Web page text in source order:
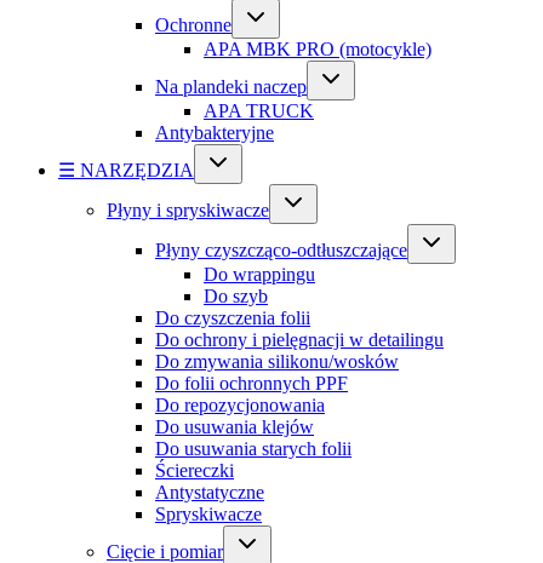
Ochronne
APA MBK PRO (motocykle)
Na plandeki naczep
APA TRUCK
Antybakteryjne
☰ NARZĘDZIA
Płyny i spryskiwacze
Płyny czyszcząco-odtłuszczające
Do wrappingu
Do szyb
Do czyszczenia folii
Do ochrony i pielęgnacji w detailingu
Do zmywania silikonu/wosków
Do folii ochronnych PPF
Do repozycjonowania
Do usuwania klejów
Do usuwania starych folii
Ściereczki
Antystatyczne
Spryskiwacze
Cięcie i pomiar